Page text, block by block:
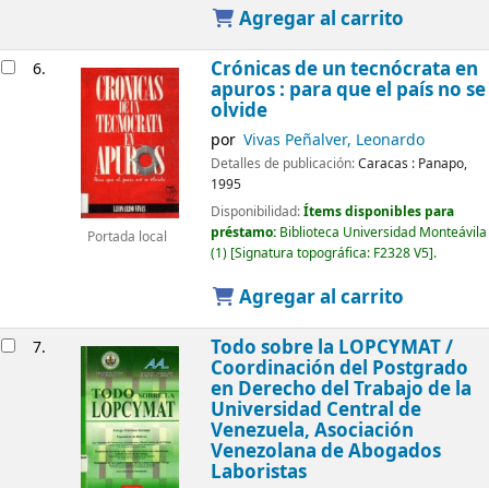
Agregar al carrito
6.
Portada local
Crónicas de un tecnócrata en
apuros : para que el país no se
olvide
por Vivas Peñalver, Leonardo
Detalles de publicación:Caracas : Panapo,
1995
Disponibilidad:Ítems disponibles para
préstamo: Biblioteca Universidad Monteávila
(1) Signatura topográfica: F2328 V5 .
Agregar al carrito
7. Todo sobre la LOPCYMAT /
Coordinación del Postgrado
en Derecho del Trabajo de la
Universidad Central de
Venezuela, Asociación
Venezolana de Abogados
Laboristas